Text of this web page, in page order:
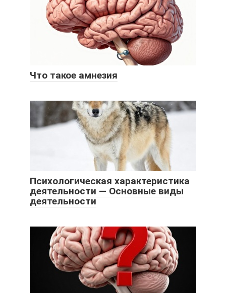
Что такое амнезия
Психологическая характеристика
деятельности — Основные виды
деятельности